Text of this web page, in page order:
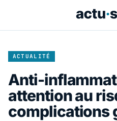
ACTUALITÉ
Anti-
attention au
complications